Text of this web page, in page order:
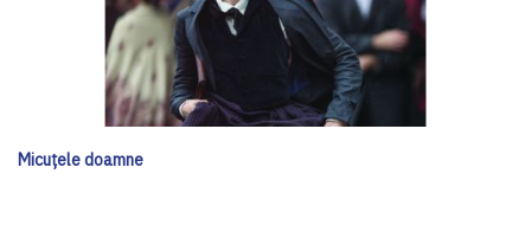
Micuțele doamne